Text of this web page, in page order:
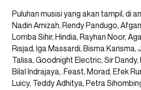
Puluhan musisi yang akan tampil, di
Nadin Amizah, Rendy Pandugo,
Lomba Sihir, Hindia, Rayhan Noor,
Risjad, Iga Massardi, Bisma Karisma,
Talisa, Goodnight Electric, Sir
Bilal Indrajaya, .Feast, Morad, Efek
Luicy, Teddy Adhitya, Petra